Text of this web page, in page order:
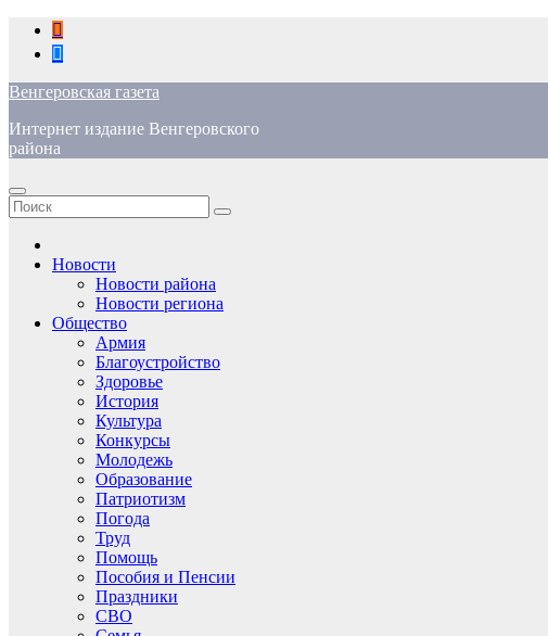
Перейти
содержимому
Венгеровская газета
Интернет издание Венгеровского
района
Новости
Новости района
Новости региона
Общество
Армия
Благоустройство
Здоровье
История
Культура
Конкурсы
Молодежь
Образование
Патриотизм
Погода
Труд
Помощь
Пособия и Пенсии
Праздники
СВО